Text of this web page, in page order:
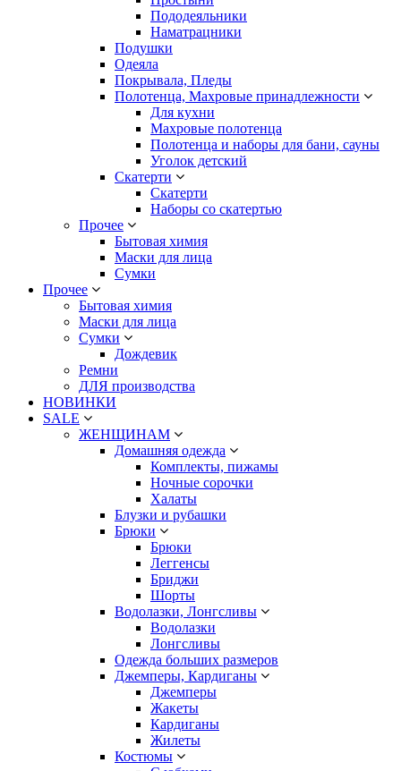
Пододеяльники
Наматрацники
Подушки
Одеяла
Покрывала, Пледы
Полотенца, Махровые принадлежности
Для кухни
Махровые полотенца
Полотенца и наборы для бани, сауны
Уголок детский
Скатерти
Скатерти
Наборы со скатертью
Прочее
Бытовая химия
Маски для лица
Сумки
Прочее
Бытовая химия
Маски для лица
Сумки
Дождевик
Ремни
ДЛЯ производства
НОВИНКИ
SALE
ЖЕНЩИНАМ
Домашняя одежда
Комплекты, пижамы
Ночные сорочки
Халаты
Блузки и рубашки
Брюки
Брюки
Леггенсы
Бриджи
Шорты
Водолазки, Лонгсливы
Водолазки
Лонгсливы
Одежда больших размеров
Джемперы, Кардиганы
Джемперы
Жакеты
Кардиганы
Жилеты
Костюмы